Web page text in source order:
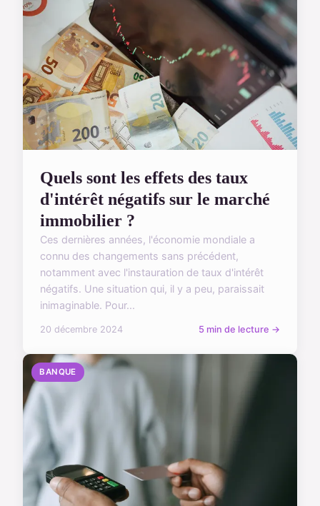
Quels sont les effets des taux
d'intérêt négatifs sur le marché
immobilier ?
Ces dernières années, l'économie mondiale a
connu des changements sans précédent,
notamment avec l'instauration de taux d'intérêt
négatifs. Une situation qui, il y a peu, paraissait
inimaginable. Pour...
20 décembre 2024 5 min de lecture →
BANQUE